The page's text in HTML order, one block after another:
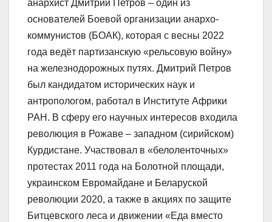
анархист Дмитрий Петров – один из
основателей Боевой организации анархо-
коммунистов (БОАК), которая с весны 2022
года ведёт партизанскую «рельсовую войну»
на железнодорожных путях. Дмитрий Петров
был кандидатом исторических наук и
антропологом, работал в Институте Африки
РАН. В сферу его научных интересов входила
революция в Рожаве – западном (сирийском)
Курдистане. Участвовал в «белоленточных»
протестах 2011 года на Болотной площади,
украинском Евромайдане и Беларуской
революции 2020, а также в акциях по защите
Битцевского леса и движении «Еда вместо